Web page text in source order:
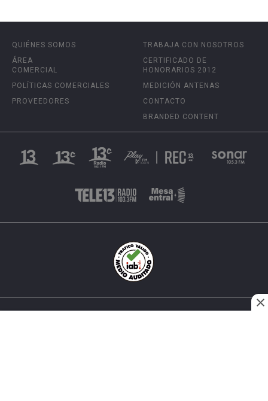
QUIÉNES SOMOS
ÁREA
COMERCIAL
POLÍTICAS COMERCIALES
PROVEEDORES
TRABAJA CON NOSOTROS
CERTIFICADO DE
HONORARIOS 2012
MEDICIÓN ANTENAS
CONTACTO
BRANDED CONTENT